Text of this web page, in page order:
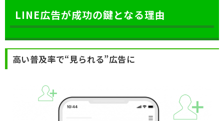
LINE広告が成功の鍵となる理由
高い普及率で“見られる”広告に